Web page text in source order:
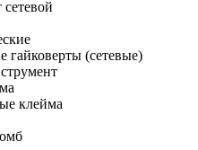
гайковерты (сетевые)
клейма